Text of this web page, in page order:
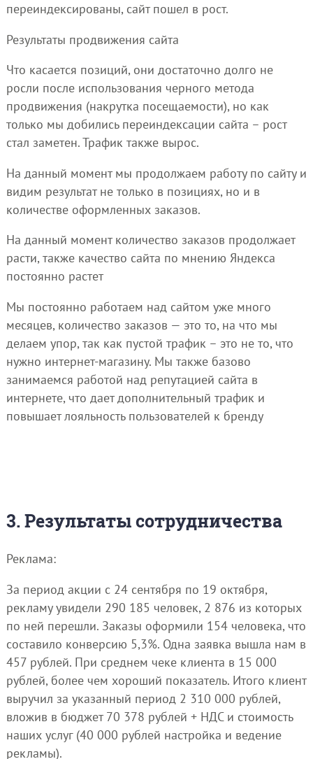
переиндексированы, сайт пошел в рост.
Результаты продвижения сайта
Что касается позиций, они достаточно долго не
росли после использования черного метода
продвижения (накрутка посещаемости), но как
только мы добились переиндексации сайта – рост
стал заметен. Трафик также вырос.
На данный момент мы продолжаем работу по сайту и
видим результат не только в позициях, но и в
количестве оформленных заказов.
На данный момент количество заказов продолжает
расти, также качество сайта по мнению Яндекса
постоянно растет
Мы постоянно работаем над сайтом уже много
месяцев, количество заказов — это то, на что мы
делаем упор, так как пустой трафик – это не то, что
нужно интернет-магазину. Мы также базово
занимаемся работой над репутацией сайта в
интернете, что дает дополнительный трафик и
повышает лояльность пользователей к бренду
3. Результаты сотрудничества
Реклама:
За период акции с 24 сентября по 19 октября,
рекламу увидели 290 185 человек, 2 876 из которых
по ней перешли. Заказы оформили 154 человека, что
составило конверсию 5,3%. Одна заявка вышла нам в
457 рублей. При среднем чеке клиента в 15 000
рублей, более чем хороший показатель. Итого клиент
выручил за указанный период 2 310 000 рублей,
вложив в бюджет 70 378 рублей + НДС и стоимость
наших услуг (40 000 рублей настройка и ведение
рекламы).